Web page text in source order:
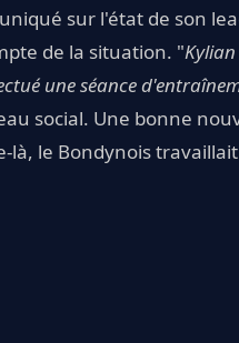
sur l'état de son
de la situation. "
une séance
social. Une bonne
là, le Bondynois